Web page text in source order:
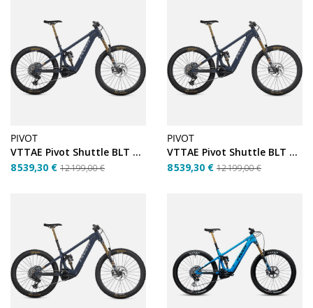
PIVOT
VTTAE Pivot Shuttle BLT Bosch Pro XO – Blue Scrub – Taille L
8 539,30 € 12 199,00 €
PIVOT
VTTAE Pivot Shuttle BLT Bosch Pro XO – Blue Scrub – Taille S
8 539,30 € 12 199,00 €